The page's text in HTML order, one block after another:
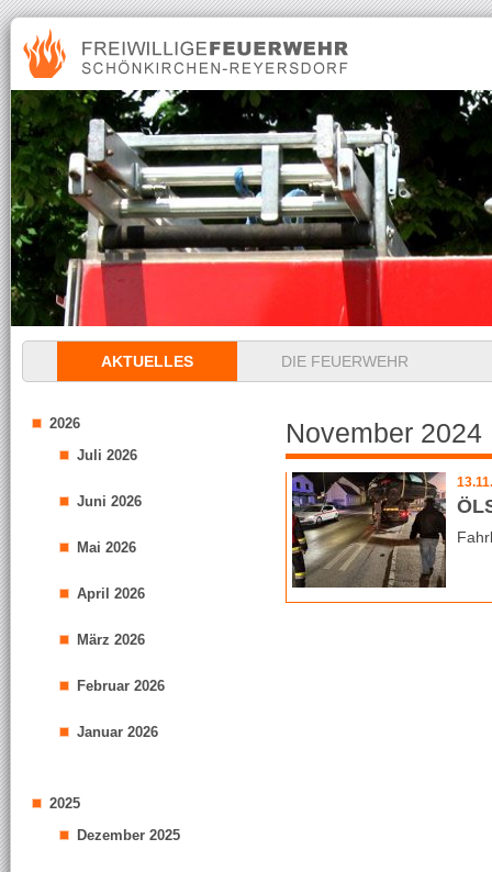
Navigation
überspringenAKTUELLES DIE FEUERWEHR
2026
Juli 2026
Juni 2026
Mai 2026
April 2026
März 2026
Februar 2026
Januar 2026
2025
Dezember 2025
November 2024